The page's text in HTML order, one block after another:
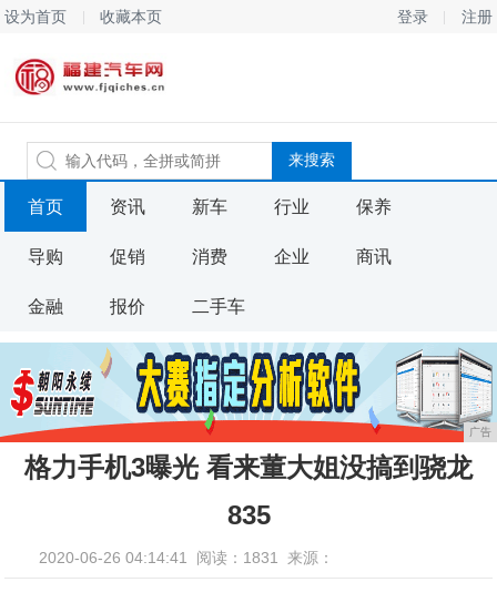
设为首页 收藏本页 登录 注册
首页 资讯 新车 行业 保养
导购 促销 消费 企业 商讯
金融 报价 二手车
广告
格力手机3曝光 看来董大姐没搞到骁龙
835
2020-06-26 04:14:41 阅读：1831 来源：